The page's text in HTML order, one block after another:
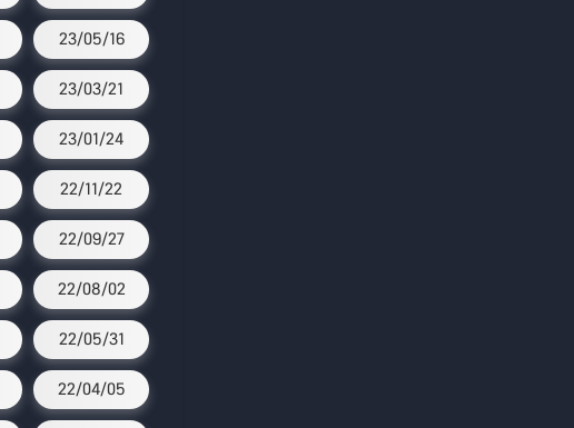
23/05/16
23/03/21
23/01/24
22/11/22
22/09/27
22/08/02
22/05/31
22/04/05